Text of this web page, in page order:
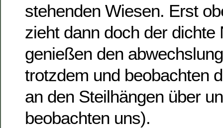
stehenden Wiesen. Erst
zieht dann doch der dichte
genießen den
trotzdem und beobachten
an den Steilhängen über
beobachten uns).